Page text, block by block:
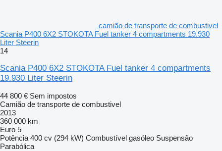
camião de transporte de combustivel
Scania P400 6X2 STOKOTA Fuel tanker 4 compartments 19.930
Liter Steerin
14
Scania P400 6X2 STOKOTA Fuel tanker 4 compartments
19.930 Liter Steerin
44 800 € Sem impostos
Camião de transporte de combustivel
2013
360 000 km
Euro 5
Potência 400 cv (294 kW) Combustível gasóleo Suspensão
Parabólica